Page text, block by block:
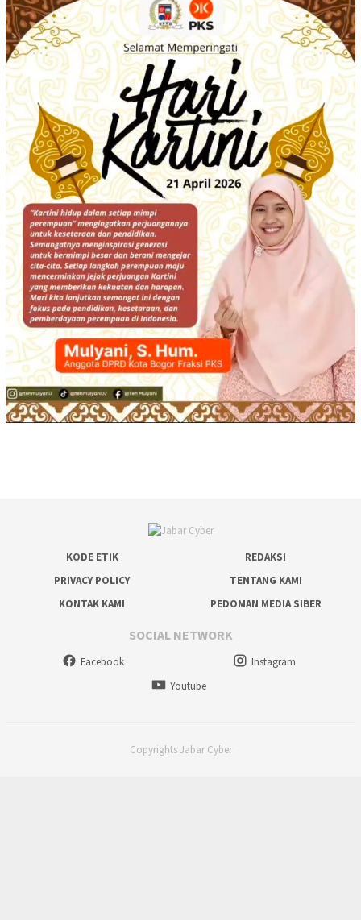
KODE ETIK
REDAKSI
PRIVACY POLICY
TENTANG KAMI
KONTAK KAMI
PEDOMAN MEDIA SIBER
SOCIAL NETWORK
Facebook
Instagram
Youtube
Copyrights Jabar Cyber